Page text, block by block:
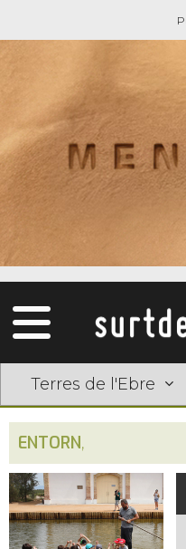
Terres de l'Ebre
ENTORN,